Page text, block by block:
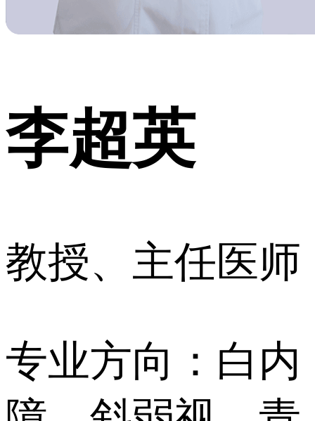
李超英
教授、主任医师
专业方向：白内